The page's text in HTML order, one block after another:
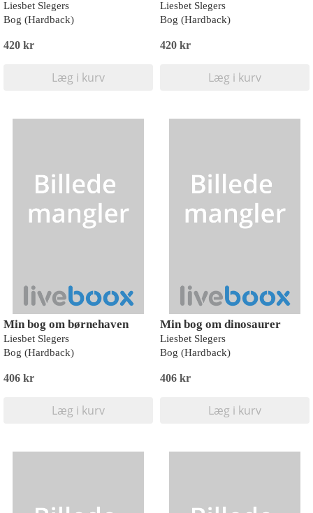
Liesbet Slegers
Bog (Hardback)
420 kr
Læg i kurv
Liesbet Slegers
Bog (Hardback)
420 kr
Læg i kurv
Min bog om børnehaven
Liesbet Slegers
Bog (Hardback)
406 kr
Læg i kurv
Min bog om dinosaurer
Liesbet Slegers
Bog (Hardback)
406 kr
Læg i kurv